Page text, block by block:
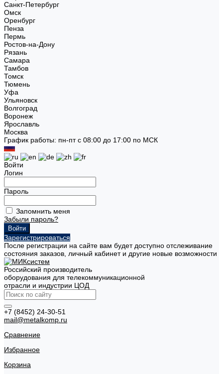
Санкт-Петербург
Омск
Оренбург
Пенза
Пермь
Ростов-на-Дону
Рязань
Самара
Тамбов
Томск
Тюмень
Уфа
Ульяновск
Волгоград
Воронеж
Ярославль
Москва
График работы: пн-пт с 08:00 до 17:00 по МСК
Войти
Логин
Пароль
Запомнить меня
Забыли пароль?
Зарегистрироваться
После регистрации на сайте вам будет доступно отслеживание
состояния заказов, личный кабинет и другие новые возможности
Российский производитель
оборудования для телекоммуникационной
отрасли и индустрии ЦОД
+7 (8452) 24-30-51
mail@metalkomp.ru
Сравнение
Избранное
Корзина